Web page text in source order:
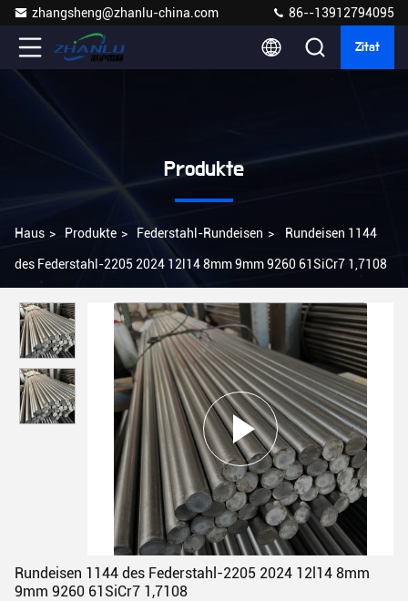
zhangsheng@zhanlu-china.com 86--13912794095
Zitat
Produkte
Haus > Produkte > Federstahl-Rundeisen > Rundeisen 1144
des Federstahl-2205 2024 12l14 8mm 9mm 9260 61SiCr7 1,7108
Rundeisen 1144 des Federstahl-2205 2024 12l14 8mm
9mm 9260 61SiCr7 1,7108